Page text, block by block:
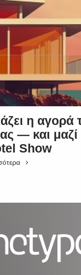
η αγορά
— και μαζί
Show